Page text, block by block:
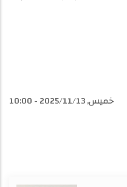
خميس, 2025/11/13 - 10:00